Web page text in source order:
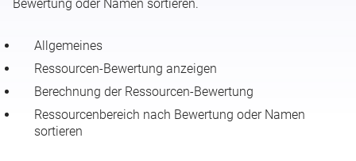
Ressourcen-Bewertung
Bewertung oder Namen sortieren.
Allgemeines
Ressourcen-Bewertung anzeigen
Berechnung der Ressourcen-Bewertung
Ressourcenbereich nach Bewertung oder Namen
sortieren